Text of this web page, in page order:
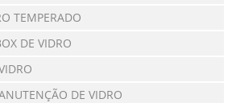
TEMPERADO
DE VIDRO
DE VIDRO